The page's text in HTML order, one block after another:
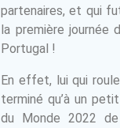
partenaires, et qui
la première journée
Portugal !
En effet, lui qui roule
terminé qu’à un
du Monde 2022